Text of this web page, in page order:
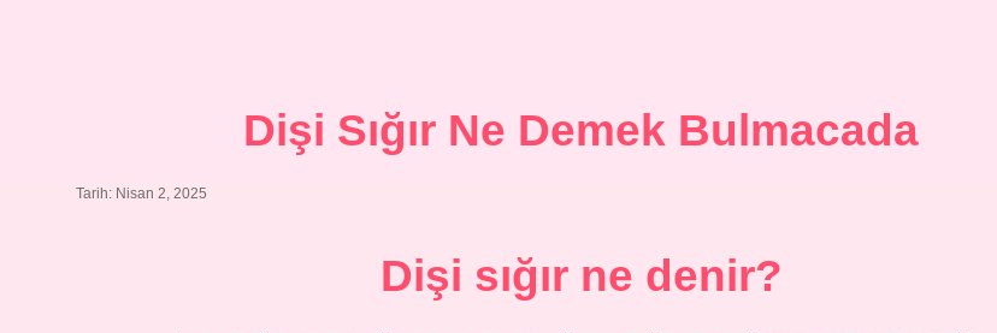
Dişi Sığır Ne Demek Bulmacada
Tarih: Nisan 2, 2025
Dişi sığır ne denir?